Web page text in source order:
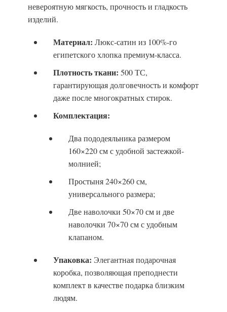
невероятную мягкость, прочность и гладкость
изделий.
Материал: Люкс-сатин из 100%-го
египетского хлопка премиум-класса.
Плотность ткани: 500 ТС,
гарантирующая долговечность и комфорт
даже после многократных стирок.
Комплектация:
Два пододеяльника размером
160×220 см с удобной застежкой-
молнией;
Простыня 240×260 см,
универсального размера;
Две наволочки 50×70 см и две
наволочки 70×70 см с удобным
клапаном.
Упаковка: Элегантная подарочная
коробка, позволяющая преподнести
комплект в качестве подарка близким
людям.